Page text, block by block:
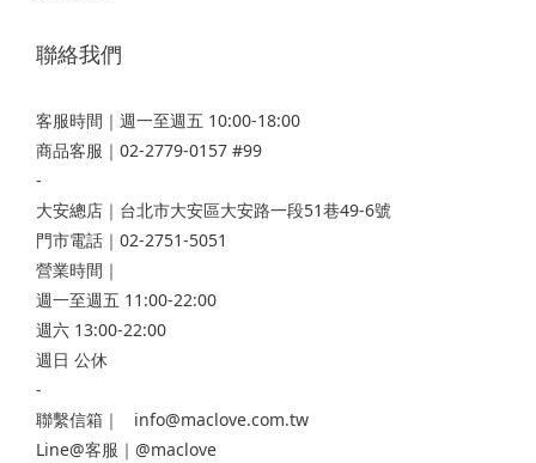
聯絡我們
客服時間｜週一至週五 10:00-18:00
商品客服｜02-2779-0157 #99
-
大安總店 ｜台北市大安區大安路一段51巷49-6號
門市電話｜02-2751-5051
營業時間｜
週一至週五 11:00-22:00
週六 13:00-22:00
週日 公休
-
聯繫信箱｜ info@maclove.com.tw
Line@客服｜@maclove